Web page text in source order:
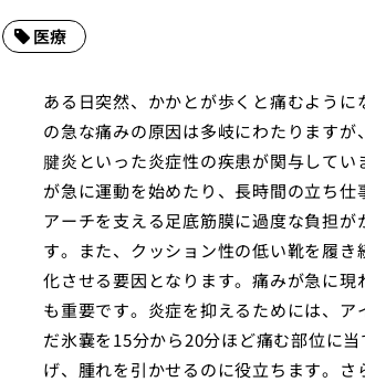
医療
ある日突然、かかとが歩くと痛むよう
の急な痛みの原因は多岐にわたります
腱炎といった炎症性の疾患が関与して
が急に運動を始めたり、長時間の立ち
アーチを支える足底筋膜に過度な負担
す。また、クッション性の低い靴を履
化させる要因となります。痛みが急に
も重要です。炎症を抑えるためには、
だ氷嚢を15分から20分ほど痛む部位に
げ、腫れを引かせるのに役立ちます。